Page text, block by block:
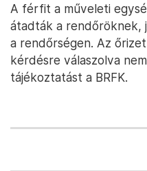
A férfit a műveleti
átadták a rendőröknek,
a rendőrségen. Az
kérdésre válaszolva
tájékoztatást a BRFK.